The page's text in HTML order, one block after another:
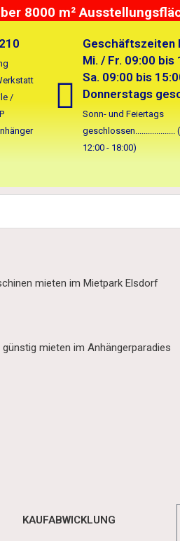
8000 m²
/
Geschäftszeiten
Mi. / Fr. 09:00 bis
Sa. 09:00 bis
Donnerstags
Sonn- und Feiertags
12:00 - 18:00)
mieten im Mietpark Elsdorf
mieten im Anhängerparadies
KAUFABWICKLUNG